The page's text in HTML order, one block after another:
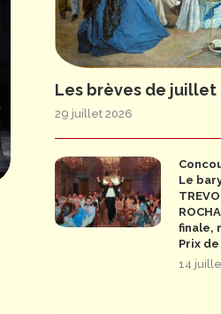
Les brèves de juillet
29 juillet 2026
Le
finale,
Prix
14